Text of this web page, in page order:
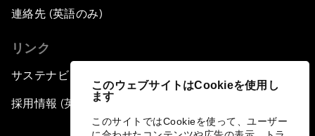
このウェブサイトはCookieを使用し
ます
このサイトではCookieを使って、ユーザー
連絡先 (英語のみ)
リンク
サステナビリティへの取り組み
採用情報 (英語のみ)